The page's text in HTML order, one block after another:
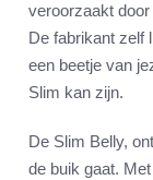
veroorzaakt
De fabrikant zelf
een beetje van
Slim kan zijn.
De Slim Belly,
de buik gaat.